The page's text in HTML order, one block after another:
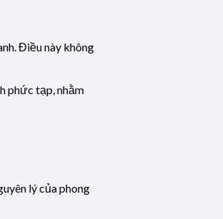
Điều này không
phức tạp, nhằm
lý của phong